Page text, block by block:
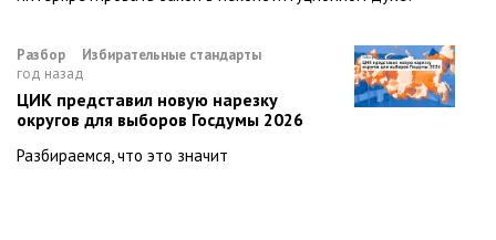
Разбор
Избирательные стандарты
год назад
ЦИК представил новую нарезку
округов для выборов Госдумы 2026
Разбираемся, что это значит